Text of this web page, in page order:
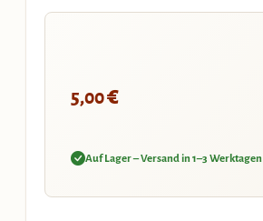
5,00€
Auf Lager – Versand in 1–3 Werktagen